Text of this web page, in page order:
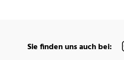
Sie finden uns auch bei: